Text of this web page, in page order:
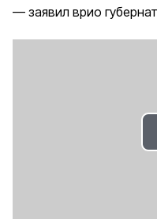
заявил врио